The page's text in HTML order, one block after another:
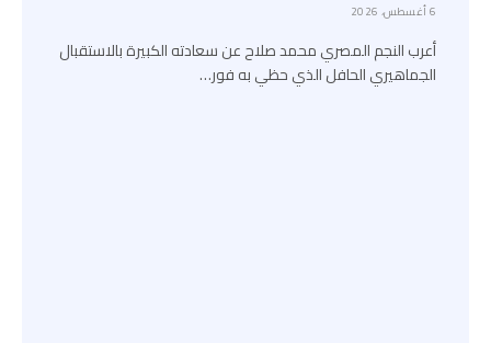
6 أغسطس، 2026
أعرب النجم المصري محمد صلاح عن سعادته الكبيرة بالاستقبال
الجماهيري الحافل الذي حظي به فور…